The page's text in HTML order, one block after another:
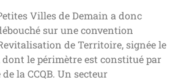
Villes de Demain a donc
sur une convention
de Territoire, signée le
dont le périmètre est constitué par
la CCQB. Un secteur